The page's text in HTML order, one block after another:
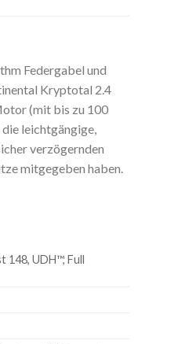
Federgabel und
Kryptotal 2.4
(mit bis zu 100
leichtgängige,
verzögernden
mitgegeben haben.
148, UDH™, Full